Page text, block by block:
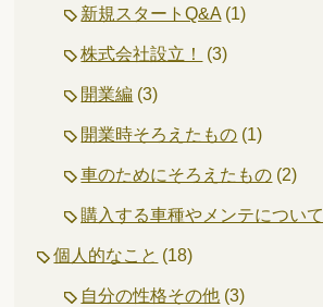
新規スタートQ&A (1)
株式会社設立！ (3)
開業編 (3)
開業時そろえたもの (1)
車のためにそろえたもの (2)
購入する車種やメンテについて
個人的なこと (18)
自分の性格その他 (3)